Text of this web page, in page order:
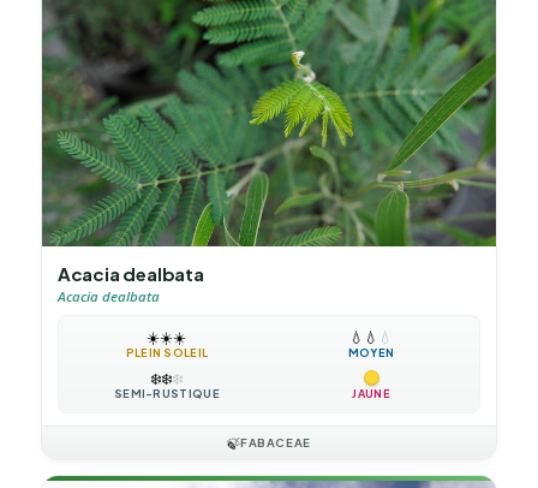
Acacia dealbata
Acacia dealbata
☀️☀️☀️
PLEIN SOLEIL
💧 💧 💧
MOYEN
❄️❄️❄️
SEMI-RUSTIQUE JAUNE
🍃FABACEAE